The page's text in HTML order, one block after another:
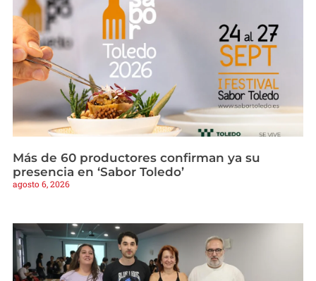
Más de 60 productores confirman ya su
presencia en ‘Sabor Toledo’
agosto 6, 2026